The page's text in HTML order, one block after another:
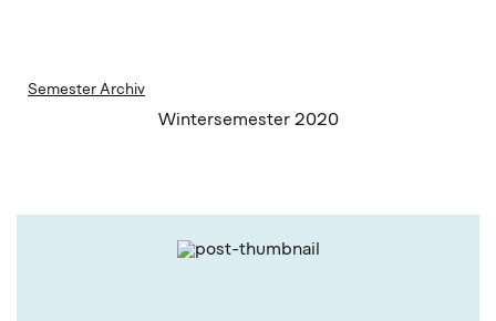
Semester Archiv
Wintersemester 2020